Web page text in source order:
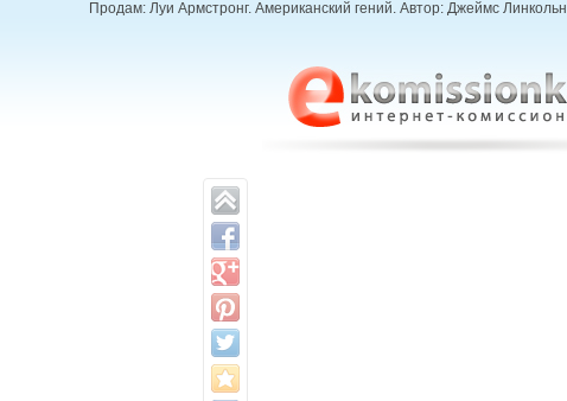
Продам: Луи Армстронг. Американский гений. Автор: Джеймс